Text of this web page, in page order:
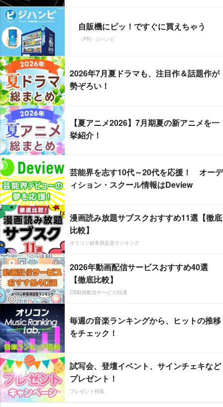
自販機にピッ！ですぐに買えちゃう
（PR）ジハンピ
2026年7月夏ドラマも、注目作＆話題作が
勢ぞろい！
【夏アニメ2026】7月期夏の新アニメを一
挙紹介！
芸能界を志す10代～20代を応援！ オーデ
ィション・スクール情報はDeview
漫画読み放題サブスクおすすめ11選【徹底
比較】
オリコン顧客満足度ランキング
2026年動画配信サービスおすすめ40選
【徹底比較】
CS動画配信サービス20選
毎週の音楽ランキングから、ヒットの推移
をチェック！
試写会、登壇イベント、サインチェキなど
プレゼント！
プレゼント特集